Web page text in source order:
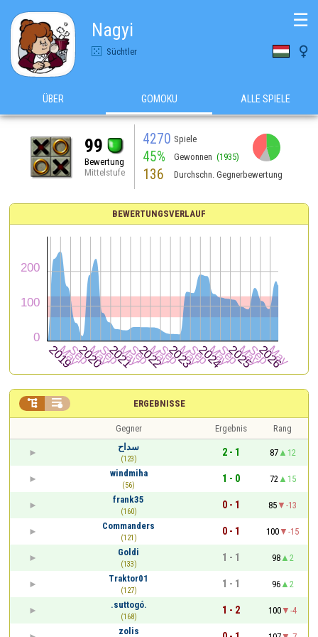
Nagyi
Süchtler 
☰
ÜBER GOMOKU ALLE SPIELE
99
Bewertung
Mittelstufe
4270 Spiele
45% Gewonnen (1935)
136 Durchschn. Gegnerbewertung
BEWERTUNGSVERLAUF
ERGEBNISSE
 
Gegner Ergebnis
Rang
سداح
(123)
2 - 1 87
12
windmiha
(56)
1 - 0 72
15
frank35
(160)
0 - 1 85
-13
Commanders
(121)
0 - 1 100
-15
Goldi
(133)
1 - 1 98
2
Traktor01
(127)
1 - 1 96
2
.suttogó.
(168)
1 - 2 100
-4
zolis